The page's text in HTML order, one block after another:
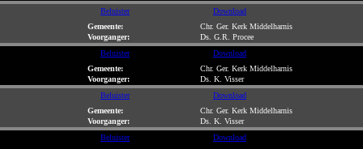
Beluister
Download
Gemeente:
Chr. Ger. Kerk Middelharnis
Voorganger:
Ds. G.R. Procee
Beluister
Download
Gemeente:
Chr. Ger. Kerk Middelharnis
Voorganger:
Ds. K. Visser
Beluister
Download
Gemeente:
Chr. Ger. Kerk Middelharnis
Voorganger:
Ds. K. Visser
Beluister
Download